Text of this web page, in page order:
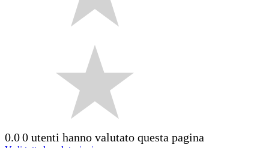
0.00 utenti hanno valutato questa pagina